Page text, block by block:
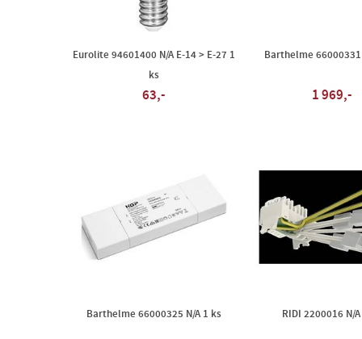
Eurolite 94601400 N/A E-14 > E-27 1
ks
63,-
Barthelme 66000331
1 969,-
Barthelme 66000325 N/A 1 ks RIDI 2200016 N/